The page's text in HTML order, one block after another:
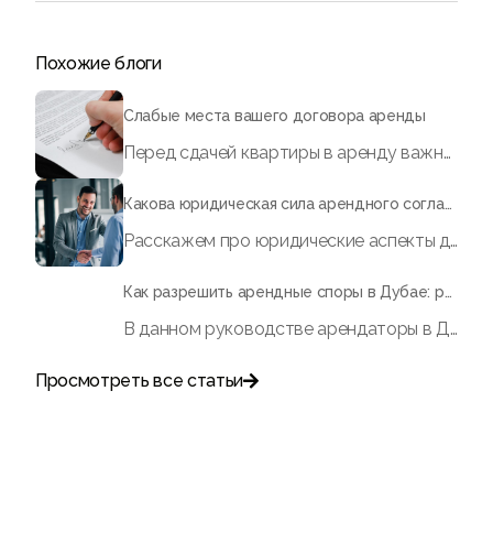
Похожие блоги
Слабые места вашего договора аренды
Перед сдачей квартиры в аренду важно составить юридически грамотный договор аренды. Вот на что необходимо обратить внимание, помимо проверки арендатора
Какова юридическая сила арендного соглашения?
Расскажем про юридические аспекты договоров аренды в Дубае с помощью нашего подробного руководства. Получите информацию о законах RERA в области арендной недвижимости и многом другом.
В данном руководстве арендаторы в Дубае могут получить исчерпывающую информацию о том, как разрешить споры по аренде жилья, включая причины возникновения споров, порядок подачи жалобы в Центр арендных споров (RDC) и связанные с этим расходы. Благодаря структурированному процессу RDC арендаторы могут добиться положительного решения по таким вопросам, как необоснованное выселение, повышение арендной платы, дефекты имущества и необоснованные вычеты из гарантийного депозита.
Просмотреть все статьи